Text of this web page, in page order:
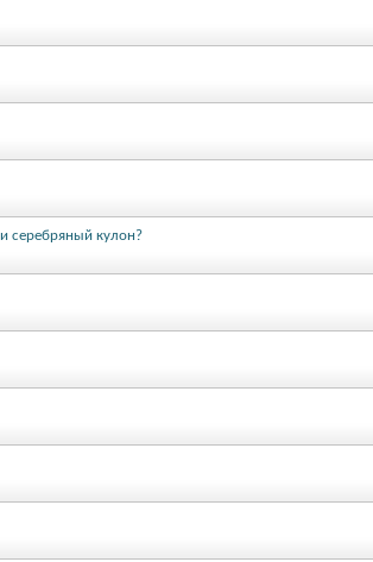
серебряный кулон?